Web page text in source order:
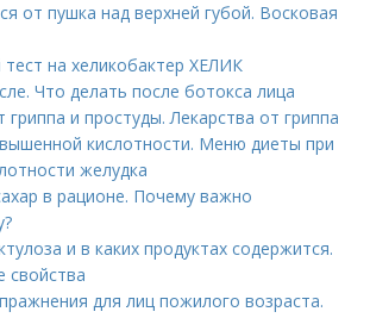
от пушка над верхней губой. Восковая
на хеликобактер ХЕЛИК
Что делать после ботокса лица
и простуды. Лекарства от гриппа
кислотности. Меню диеты при
желудка
в рационе. Почему важно
и в каких продуктах содержится.
свойства
для лиц пожилого возраста.